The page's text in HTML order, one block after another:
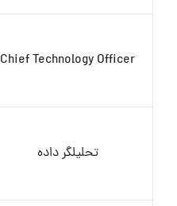
Chief Technology Officer
تحلیلگر داده